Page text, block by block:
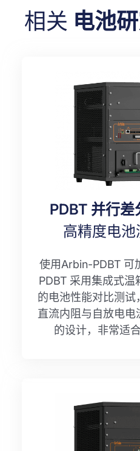
相关 电池
PDBT 并行
高精度电
使用Arbin-PDBT 可
PDBT 采用集成式
的电池性能对比测
直流内阻与自放电
的设计，非常适